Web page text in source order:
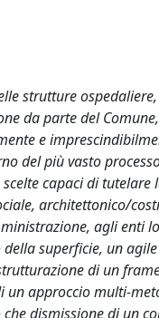
strutture
da parte del
e
del più vasto
capaci di tutelare
architettonico/
agli enti
superficie, un
di un
un approccio multi-
dismissione di un